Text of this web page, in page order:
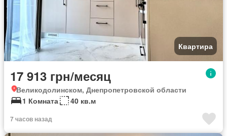
Квартира
17 913 грн/месяц
Великодолинском, Днепропетровской области
1 Комната
40 кв.м
7 часов назад